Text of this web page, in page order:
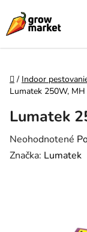
Domov
/ Indoor
Lumatek 250W,
Lumatek
Priemerné
Neohodnotené
Značka: Lumatek